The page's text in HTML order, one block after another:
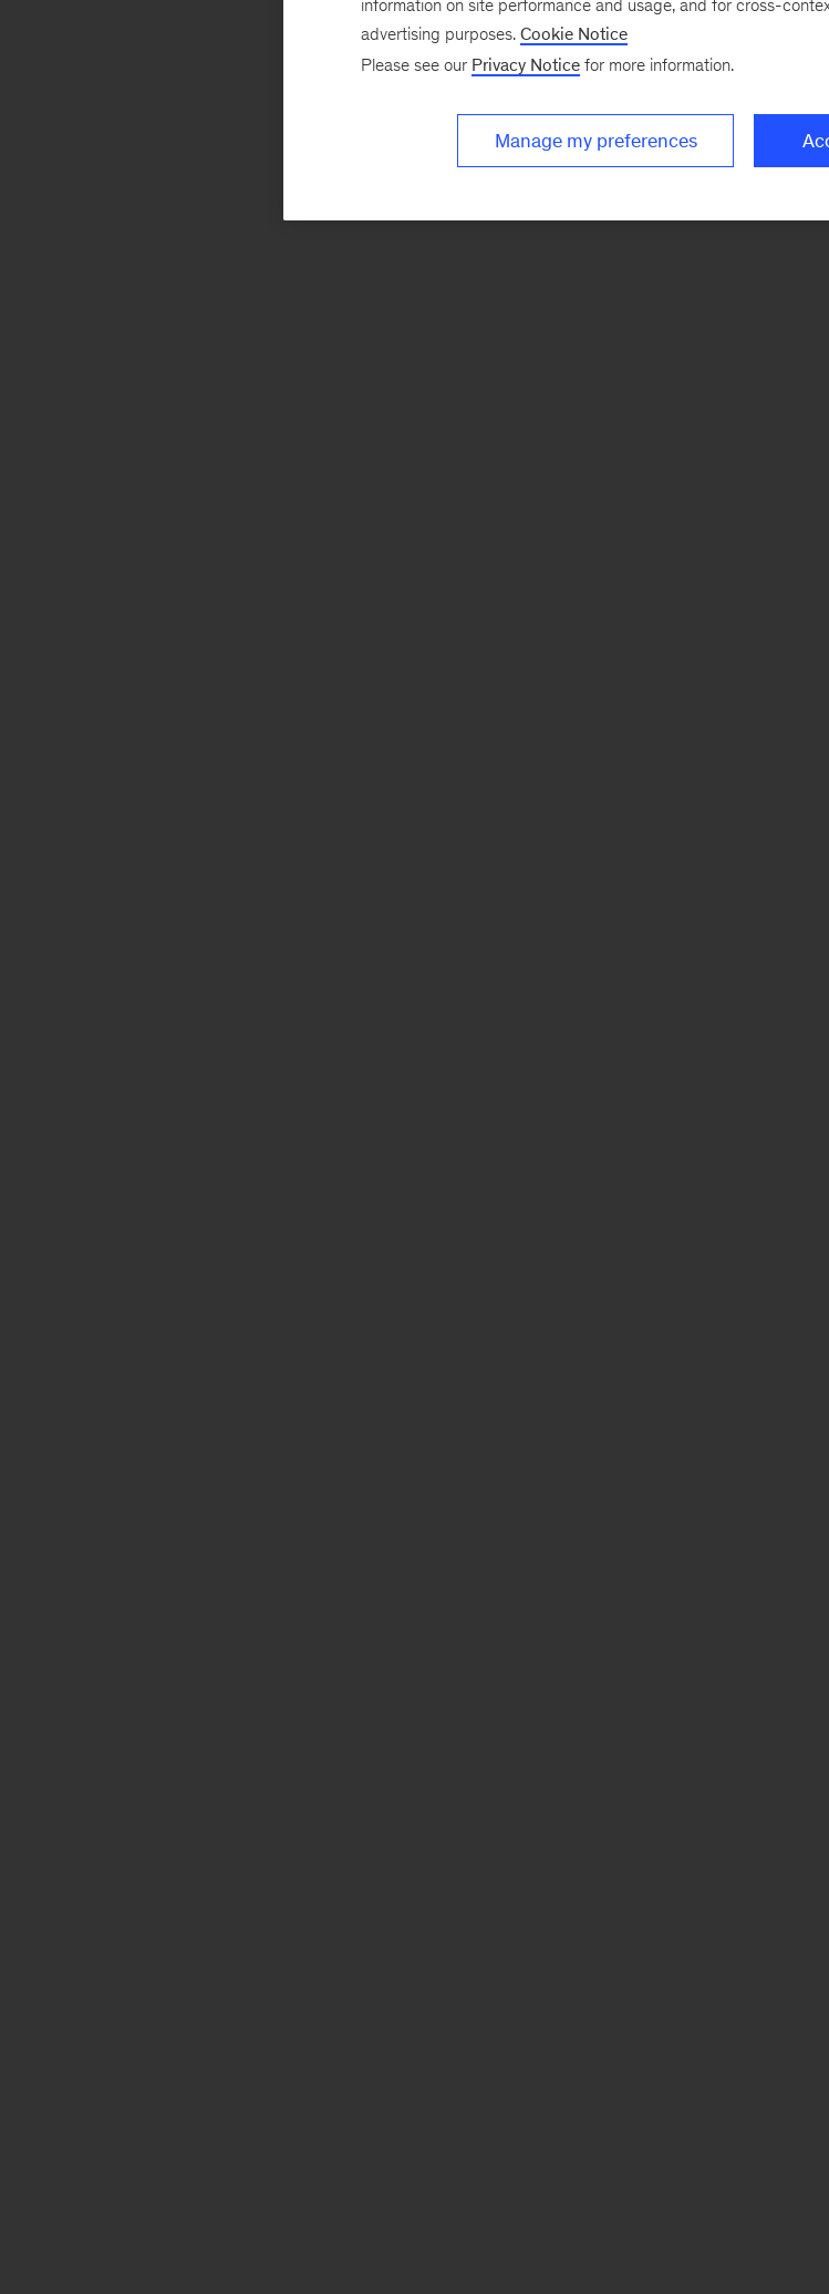
information on site performance and usage, and for cross-
advertising purposes. Cookie Notice
Please see our Privacy Notice for more information.
Manage my preferences